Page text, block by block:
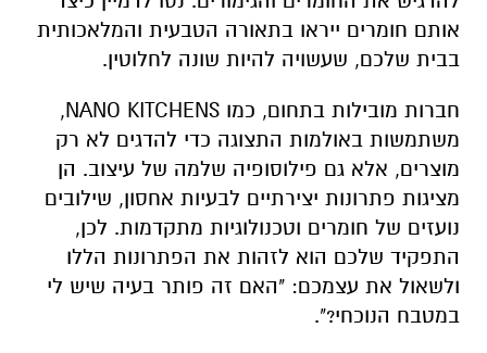
אותם חומרים ייראו בתאורה הטבעית והמלאכותית
בבית שלכם, שעשויה להיות שונה לחלוטין.
חברות מובילות בתחום, כמו NANO KITCHENS,
משתמשות באולמות התצוגה כדי להדגים לא רק
מוצרים, אלא גם פילוסופיה שלמה של עיצוב. הן
מציגות פתרונות יצירתיים לבעיות אחסון, שילובים
נועזים של חומרים וטכנולוגיות מתקדמות. לכן,
התפקיד שלכם הוא לזהות את הפתרונות הללו
ולשאול את עצמכם: "האם זה פותר בעיה שיש לי
במטבח הנוכחי?".